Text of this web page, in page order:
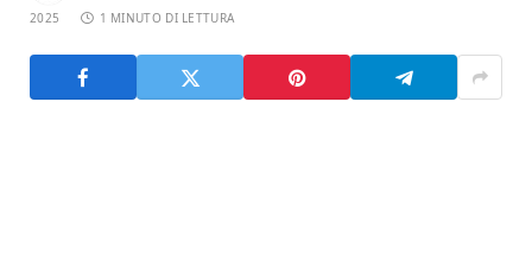
2025 1 MINUTO DI LETTURA